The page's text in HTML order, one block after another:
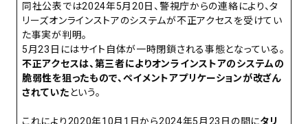
同社公表では2024年5月20日、警視庁からの連絡により、タ
リーズオンラインストアのシステムが不正アクセスを受けてい
た事実が判明。
5月23日にはサイト自体が一時閉鎖される事態となっている。
不正アクセスは、第三者によりオンラインストアのシステムの
脆弱性を狙ったもので、ペイメントアプリケーションが改ざん
されていたという。
これにより2020年10月1日から2024年5月23日の間にタリ